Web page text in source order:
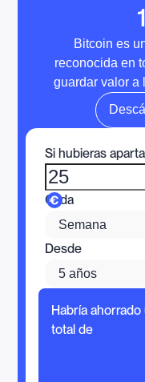
Bitcoin es
reconocida en
guardar valor a
Si hubieras
Cada
Desde
Habría ahorrado
total de